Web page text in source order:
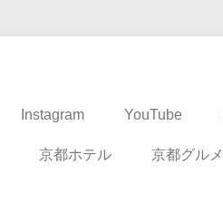
Instagram YouTube
京都ホテル 京都グルメ